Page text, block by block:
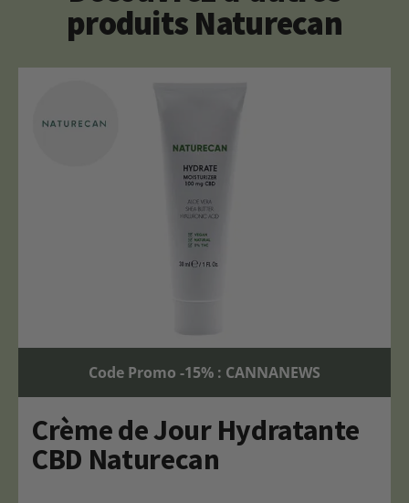
produits Naturecan
Code Promo -15% : CANNANEWS
Crème de Jour Hydratante
CBD Naturecan